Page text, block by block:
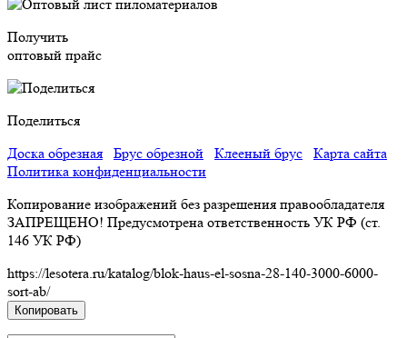
Получить
оптовый прайс
Поделиться
Доска обрезная
Брус обрезной Клееный брус
Карта сайта
Политика конфиденциальности
Копирование изображений без разрешения правообладателя
ЗАПРЕЩЕНО! Предусмотрена ответственность УК РФ (ст.
146 УК РФ)
https://lesotera.ru/katalog/blok-haus-el-sosna-28-140-3000-6000-
sort-ab/
Копировать